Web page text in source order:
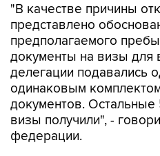
"В качестве причины
представлено
предполагаемого
документы на визы для
делегации подавались
одинаковым
документов. Остальные
визы получили", -
федерации.